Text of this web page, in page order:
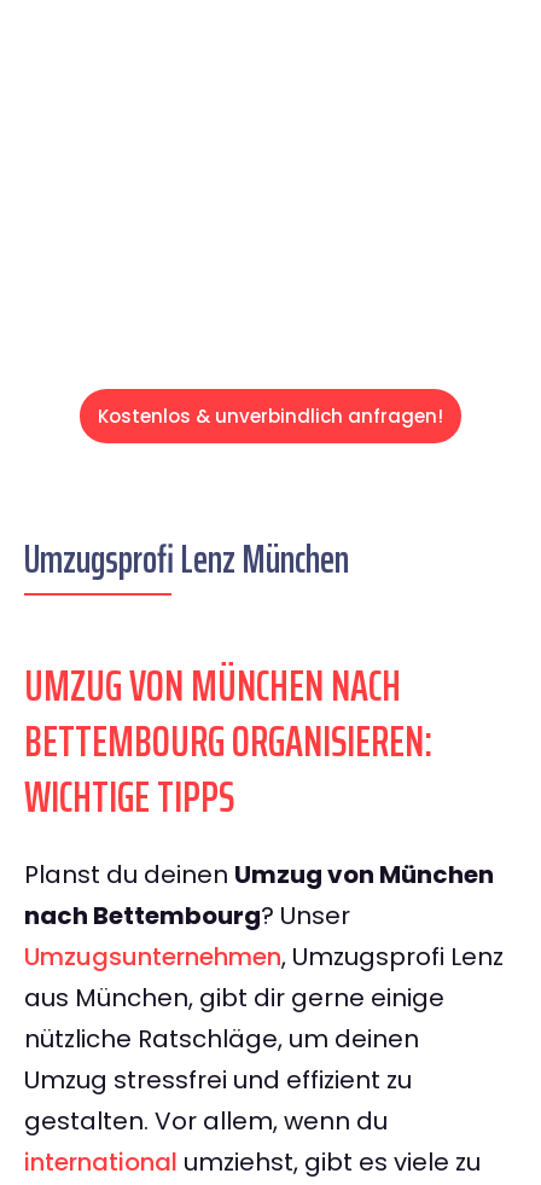
Kostenlos & unverbindlich anfragen!
Umzugsprofi Lenz München
UMZUG VON MÜNCHEN NACH
BETTEMBOURG ORGANISIEREN:
WICHTIGE TIPPS
Planst du deinen Umzug von München
nach Bettembourg? Unser
Umzugsunternehmen, Umzugsprofi Lenz
aus München, gibt dir gerne einige
nützliche Ratschläge, um deinen
Umzug stressfrei und effizient zu
gestalten. Vor allem, wenn du
international umziehst, gibt es viele zu